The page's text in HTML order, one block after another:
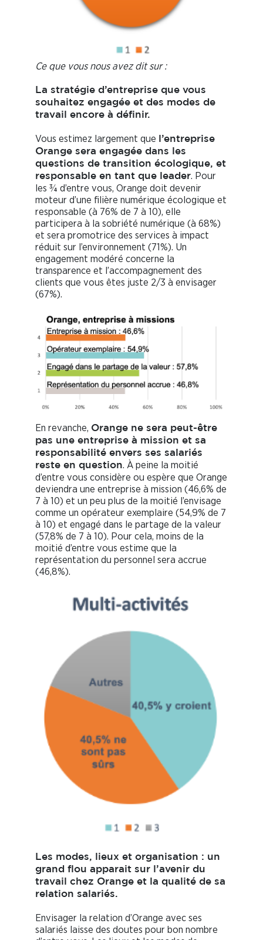
Ce que vous nous avez dit sur :
La stratégie d’entreprise que vous
souhaitez engagée et des modes de
travail encore à définir.
Vous estimez largement que
l’entreprise
Orange sera engagée dans les
questions de transition écologique, et
responsable en tant que leader. Pour
les ¾ d’entre vous, Orange doit devenir
moteur d’une filière numérique écologique et
responsable (à 76% de 7 à 10), elle
participera à la sobriété numérique (à 68%)
et sera promotrice des services à impact
réduit sur l’environnement (71%). Un
engagement modéré concerne la
transparence et l’accompagnement des
clients que vous êtes juste 2/3 à envisager
(67%).
En revanche, Orange ne sera peut-être
pas une entreprise à mission et sa
responsabilité envers ses salariés
reste en question. À peine la moitié
d’entre vous considère ou espère que Orange
deviendra une entreprise à mission (46,6% de
7 à 10) et un peu plus de la moitié l’envisage
comme un opérateur exemplaire (54,9% de 7
à 10) et engagé dans le partage de la valeur
(57,8% de 7 à 10). Pour cela, moins de la
moitié d’entre vous estime que la
représentation du personnel sera accrue
(46,8%).
Les modes, lieux et organisation : un
grand flou apparait sur l’avenir du
travail chez Orange et la qualité de sa
relation salariés.
Envisager la relation d’Orange avec ses
salariés laisse des doutes pour bon nombre